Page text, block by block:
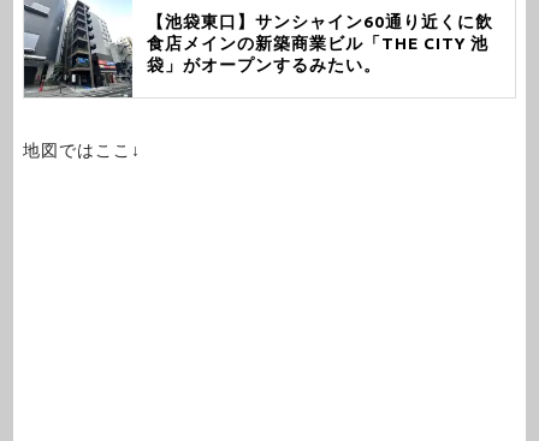
【池袋東口】サンシャイン60通り近くに飲
食店メインの新築商業ビル「THE CITY 池
袋」がオープンするみたい。
地図ではここ↓